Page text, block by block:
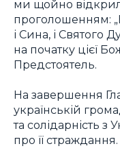
ми щойно
проголошенням:
і Сина, і Святого
на початку цієї
Предстоятель.
На завершення
українській
та солідарність з
про її страждання.